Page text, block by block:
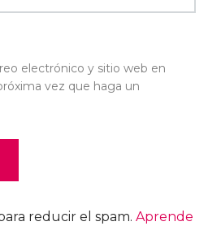
electrónico y sitio web en
vez que haga un
reducir el spam. Aprende